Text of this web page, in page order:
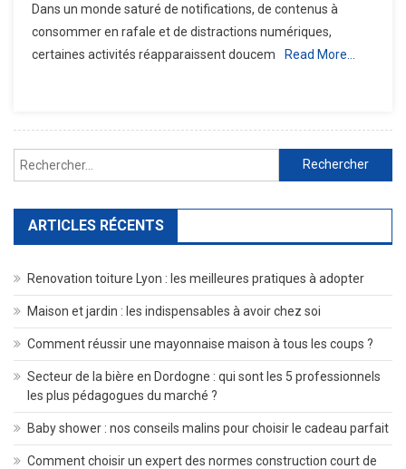
Mots
Loisir
Préféré
Dans un monde saturé de notifications, de contenus à
consommer en rafale et de distractions numériques,
certaines activités réapparaissent doucem
Read More…
Rechercher :
ARTICLES RÉCENTS
Renovation toiture Lyon : les meilleures pratiques à adopter
Maison et jardin : les indispensables à avoir chez soi
Comment réussir une mayonnaise maison à tous les coups ?
Secteur de la bière en Dordogne : qui sont les 5 professionnels
les plus pédagogues du marché ?
Baby shower : nos conseils malins pour choisir le cadeau parfait
Comment choisir un expert des normes construction court de